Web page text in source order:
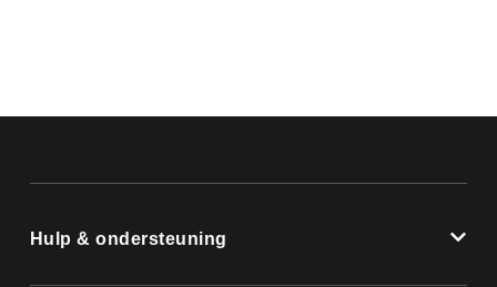
Hulp & ondersteuning